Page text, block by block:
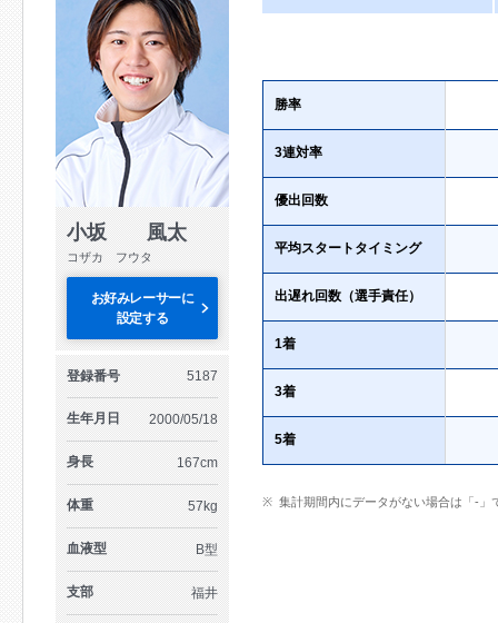
小坂 風太
コザカ フウタ
お好みレーサーに
設定する
登録番号 5187
生年月日 2000/05/18
身長 167cm
体重 57kg
血液型 B型
支部 福井
勝率
3連対率
優出回数
平均スタートタイミング
出遅れ回数（選手責任）
1着
3着
5着
集計期間内にデータがない場合は「-」